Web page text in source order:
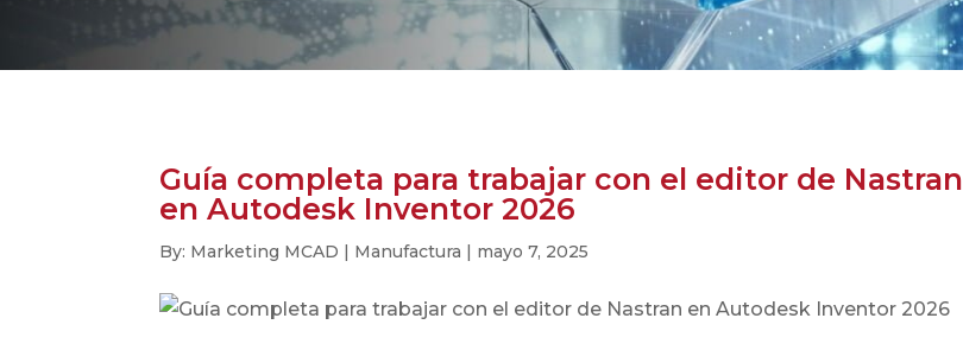
Guía completa para trabajar con el editor de Nastran
en Autodesk Inventor 2026
By: Marketing MCAD | Manufactura | mayo 7, 2025